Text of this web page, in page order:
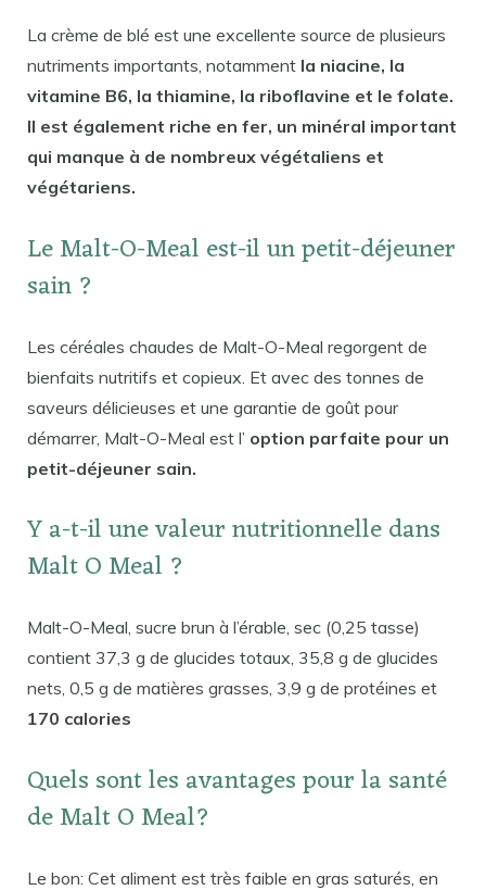
La crème de blé est une excellente source de plusieurs
nutriments importants, notamment la niacine, la
vitamine B6, la thiamine, la riboflavine et le folate.
Il est également riche en fer, un minéral important
qui manque à de nombreux végétaliens et
végétariens.
Le Malt-O-Meal est-il un petit-déjeuner
sain ?
Les céréales chaudes de Malt-O-Meal regorgent de
bienfaits nutritifs et copieux. Et avec des tonnes de
saveurs délicieuses et une garantie de goût pour
démarrer, Malt-O-Meal est l’ option parfaite pour un
petit-déjeuner sain.
Y a-t-il une valeur nutritionnelle dans
Malt O Meal ?
Malt-O-Meal, sucre brun à l’érable, sec (0,25 tasse)
contient 37,3 g de glucides totaux, 35,8 g de glucides
nets, 0,5 g de matières grasses, 3,9 g de protéines et
170 calories
Quels sont les avantages pour la santé
de Malt O Meal?
Le bon: Cet aliment est très faible en gras saturés, en